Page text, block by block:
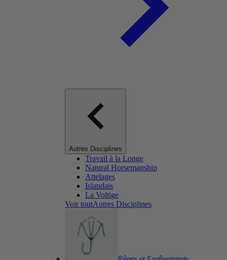
Autres Disciplines
Travail à la Longe
Natural Horsemanship
Attelages
Islandais
La Voltige
Voir toutAutres Disciplines